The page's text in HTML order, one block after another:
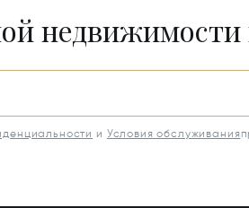
и Условия обслуживания